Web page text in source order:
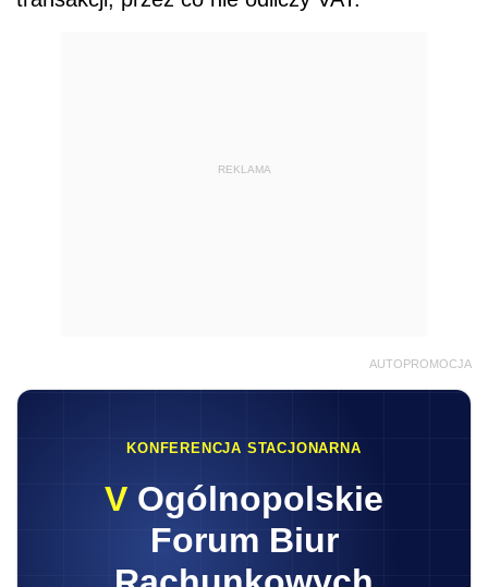
REKLAMA
AUTOPROMOCJA
KONFERENCJA STACJONARNA
V Ogólnopolskie
Forum Biur